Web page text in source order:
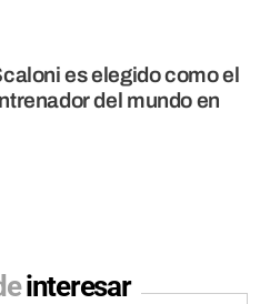
es elegido como el
del mundo en
interesar